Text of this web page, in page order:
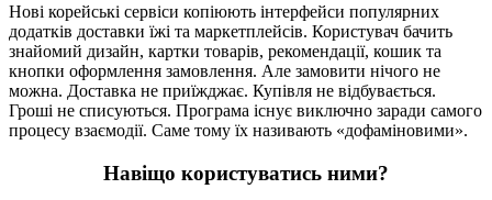
Нові корейські сервіси копіюють інтерфейси популярних
додатків доставки їжі та маркетплейсів. Користувач бачить
знайомий дизайн, картки товарів, рекомендації, кошик та
кнопки оформлення замовлення. Але замовити нічого не
можна. Доставка не приїжджає. Купівля не відбувається.
Гроші не списуються. Програма існує виключно заради самого
процесу взаємодії. Саме тому їх називають «дофаміновими».
Навіщо користуватись ними?